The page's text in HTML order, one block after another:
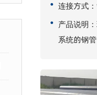
连接方式
产品说明
系统的钢